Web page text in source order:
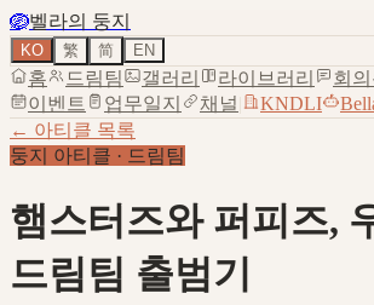
🪺벨라의 둥지
KO 繁 简 EN
홈 드림팀 갤러리 라이브러리 회
이벤트
업무일지 채널 KNDLI
← 아티클 목록
둥지 아티클 · 드림팀
햄스터즈와 퍼피즈,
드림팀 출범기